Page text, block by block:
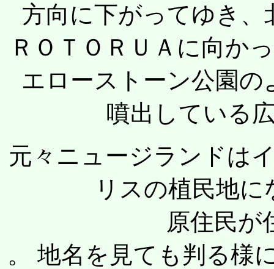
方向に下がってゆき
ＲＯＴＯＲＵＡに向か
エローストーン公園
噴出している
元々ニュージランドは
リスの植民地
原住民が
。 地名を見ても判る様